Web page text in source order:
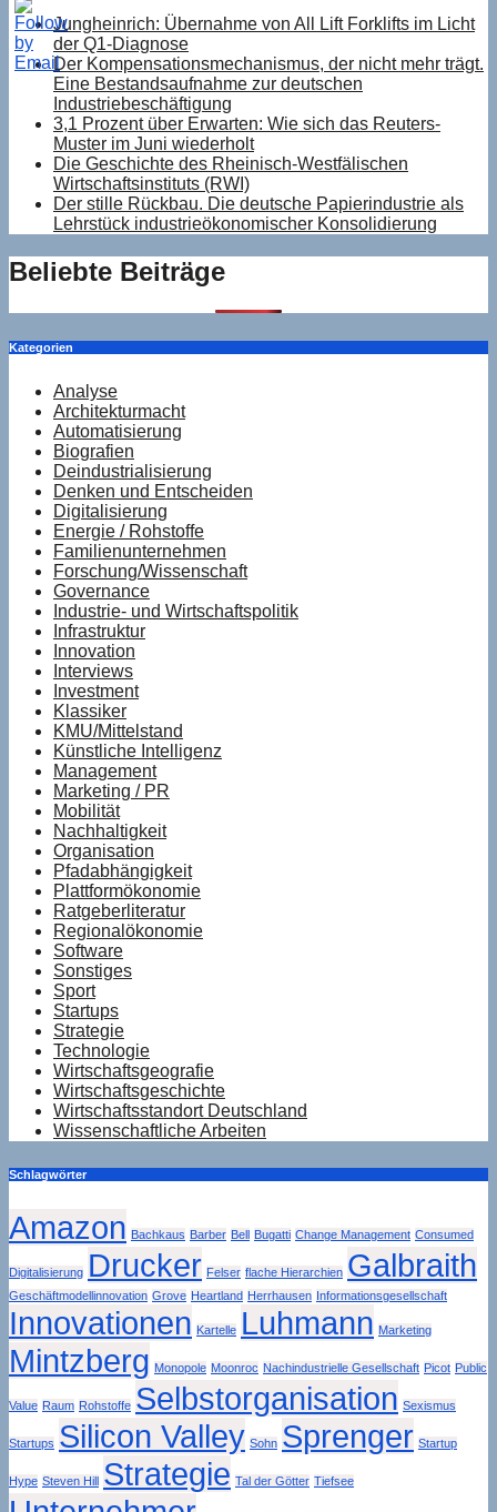
Jungheinrich: Übernahme von All Lift Forklifts im Licht
der Q1-Diagnose
Der Kompensationsmechanismus, der nicht mehr trägt.
Eine Bestandsaufnahme zur deutschen
Industriebeschäftigung
3,1 Prozent über Erwarten: Wie sich das Reuters-
Muster im Juni wiederholt
Die Geschichte des Rheinisch-Westfälischen
Wirtschaftsinstituts (RWI)
Der stille Rückbau. Die deutsche Papierindustrie als
Lehrstück industrieökonomischer Konsolidierung
Beliebte Beiträge
Kategorien
Analyse
Architekturmacht
Automatisierung
Biografien
Deindustrialisierung
Denken und Entscheiden
Digitalisierung
Energie / Rohstoffe
Familienunternehmen
Forschung/Wissenschaft
Governance
Industrie- und Wirtschaftspolitik
Infrastruktur
Innovation
Interviews
Investment
Klassiker
KMU/Mittelstand
Künstliche Intelligenz
Management
Marketing / PR
Mobilität
Nachhaltigkeit
Organisation
Pfadabhängigkeit
Plattformökonomie
Ratgeberliteratur
Regionalökonomie
Software
Sonstiges
Sport
Startups
Strategie
Technologie
Wirtschaftsgeografie
Wirtschaftsgeschichte
Wirtschaftsstandort Deutschland
Wissenschaftliche Arbeiten
Schlagwörter
Amazon Bachkaus Barber Bell Bugatti Change Management Consumed
Digitalisierung Drucker Felser flache Hierarchien Galbraith
Geschäftmodellinnovation Grove Heartland Herrhausen Informationsgesellschaft
Innovationen Kartelle Luhmann Marketing
Mintzberg Monopole Moonroc Nachindustrielle Gesellschaft Picot Public
Value Raum Rohstoffe Selbstorganisation Sexismus
Startups Silicon Valley Sohn Sprenger Startup
Hype Steven Hill Strategie Tal der Götter Tiefsee